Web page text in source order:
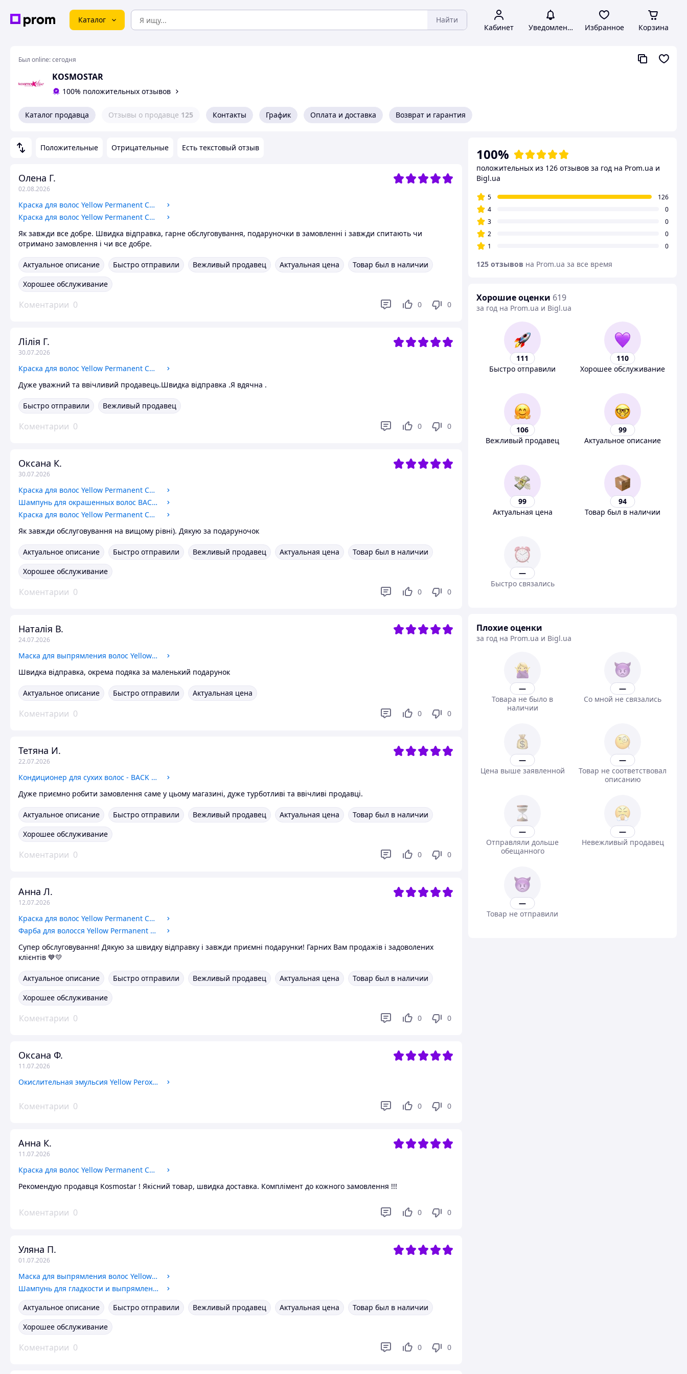
Каталог Найти
Кабинет Уведомления Избранное Корзина
Был online:сегодня
KOSMOSTAR
100% положительных отзывов
Каталог продавца Отзывы о продавце 125 Контакты График Оплата и доставка Возврат и гарантия
Положительные Отрицательные Есть текстовый отзыв
Олена Г.
02.08.2026
Краска для волос Yellow Permanent Cosmetic Coloring Cream 6 COOL
Краска для волос Yellow Permanent Cosmetic Coloring Cream 7.17
Як завжди все добре. Швидка відправка, гарне обслуговування, подаруночки в замовленні і завжди спитають чи
отримано замовлення і чи все добре.
Актуальное описание Быстро отправили Вежливый продавец Актуальная цена
Товар был в наличии
Хорошее обслуживание
Коментарии 0 0 0
Лілія Г.
30.07.2026
Краска для волос Yellow Permanent Cosmetic Coloring Cream 10.31
Дуже уважний та ввічливий продавець.Швидка відправка .Я вдячна .
Быстро отправили Вежливый продавец
Коментарии 0 0 0
Оксана К.
30.07.2026
Краска для волос Yellow Permanent Cosmetic Coloring Cream 8.21
Шампунь для окрашенных волос BACK BAR No01, 1л. профессиональный шампунь для сохранения цвета
Краска для волос Yellow Permanent Cosmetic Coloring Cream 9.2
Як завжди обслуговування на вищому рівні). Дякую за подаруночок
Актуальное описание Быстро отправили Вежливый продавец Актуальная цена
Товар был в наличии
Хорошее обслуживание
Коментарии 0 0 0
Наталія В.
24.07.2026
Маска для выпрямления волос Yellow Liss Mask
Швидка відправка, окрема подяка за маленький подарунок
Актуальное описание Быстро отправили Актуальная цена
Коментарии 0 0 0
Тетяна И.
22.07.2026
Кондиционер для сухих волос - BACK BAR No06, FarmaVita 1000 ml.
Дуже приємно робити замовлення саме у цьому магазині, дуже турботливі та ввічливі продавці.
Актуальное описание Быстро отправили Вежливый продавец Актуальная цена
Товар был в наличии
Хорошее обслуживание
Коментарии 0 0 0
Анна Л.
12.07.2026
Краска для волос Yellow Permanent Cosmetic Coloring Cream 9 COOL
Фарба для волосся Yellow Permanent Cosmetic Coloring Cream 9.00
Супер обслуговування! Дякую за швидку відправку і завжди приємні подарунки! Гарних Вам продажів і задоволених
клієнтів 💙💛
Актуальное описание Быстро отправили Вежливый продавец Актуальная цена
Товар был в наличии
Хорошее обслуживание
Коментарии 0 0 0
Оксана Ф.
11.07.2026
Окислительная эмульсия Yellow Peroxide 6%. 150мл.
Коментарии 0 0 0
Анна К.
11.07.2026
Краска для волос Yellow Permanent Cosmetic Coloring Cream 6.32
Рекомендую продавця Kosmostar ! Якісний товар, швидка доставка. Комплімент до кожного замовлення !!!
Коментарии 0 0 0
Уляна П.
01.07.2026
Маска для выпрямления волос Yellow Liss Mask
Шампунь для гладкости и выпрямления волос Yellow Liss Shampoo 1000
Актуальное описание
Быстро отправили Вежливый продавец Актуальная цена
Товар был в наличии
Хорошее обслуживание
Коментарии 0 0 0
100%
положительных из 126 отзывов за год на Prom.ua и
Bigl.ua
5
126
4
0
3
0
2
0
1
0
125 отзывов на Prom.ua за все время
Хорошие оценки 619
за год на Prom.ua и Bigl.ua
111
Быстро отправили
110
Хорошее обслуживание
106
Вежливый продавец
99
Актуальное описание
99
Актуальная цена
94
Товар был в наличии
—
Быстро связались
Плохие оценки
за год на Prom.ua и Bigl.ua
—
Товара не было в
наличии
—
Со мной не связались
—
Цена выше заявленной
—
Товар не соответствовал
описанию
—
Отправляли дольше
обещанного
—
Невежливый продавец
—
Товар не отправили